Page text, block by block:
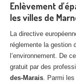
Enlèvement
les villes de
La directive
réglemente la gestion
l’environnement. De
gratuit par des
des-Marais. Parmi